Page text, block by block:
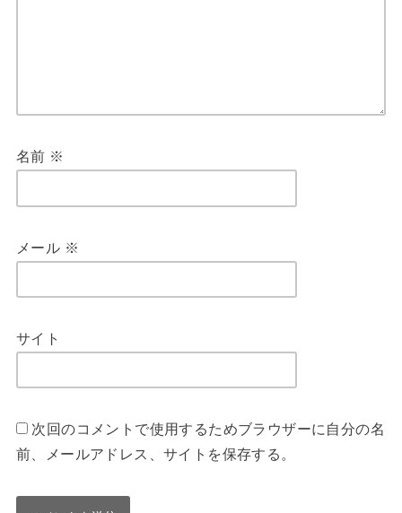
名前 ※
メール ※
サイト
次回のコメントで使用するためブラウザーに自分の名
前、メールアドレス、サイトを保存する。